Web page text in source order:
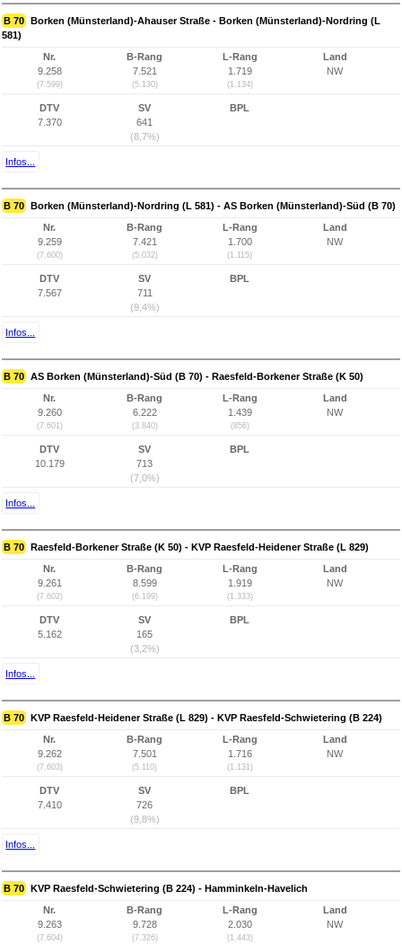
B 70 Borken (Münsterland)-Ahauser Straße - Borken (Münsterland)-Nordring (L
581)
Nr.
9.258
(7.599)
B-Rang
7.521
(5.130)
L-Rang
1.719
(1.134)
Land
NW
DTV
7.370
SV
641
(8,7%)
BPL
Infos...
B 70 Borken (Münsterland)-Nordring (L 581) - AS Borken (Münsterland)-Süd (B 70)
Nr.
9.259
(7.600)
B-Rang
7.421
(5.032)
L-Rang
1.700
(1.115)
Land
NW
DTV
7.567
SV
711
(9,4%)
BPL
Infos...
B 70 AS Borken (Münsterland)-Süd (B 70) - Raesfeld-Borkener Straße (K 50)
Nr.
9.260
(7.601)
B-Rang
6.222
(3.840)
L-Rang
1.439
(856)
Land
NW
DTV
10.179
SV
713
(7,0%)
BPL
Infos...
B 70 Raesfeld-Borkener Straße (K 50) - KVP Raesfeld-Heidener Straße (L 829)
Nr.
9.261
(7.602)
B-Rang
8.599
(6.199)
L-Rang
1.919
(1.333)
Land
NW
DTV
5.162
SV
165
(3,2%)
BPL
Infos...
B 70 KVP Raesfeld-Heidener Straße (L 829) - KVP Raesfeld-Schwietering (B 224)
Nr.
9.262
(7.603)
B-Rang
7.501
(5.110)
L-Rang
1.716
(1.131)
Land
NW
DTV
7.410
SV
726
(9,8%)
BPL
Infos...
B 70 KVP Raesfeld-Schwietering (B 224) - Hamminkeln-Havelich
Nr.
9.263
(7.604)
B-Rang
9.728
(7.326)
L-Rang
2.030
(1.443)
Land
NW